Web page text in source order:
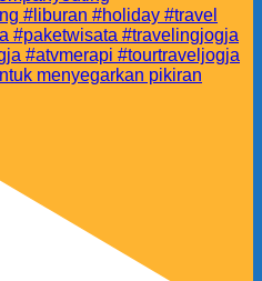
menyegarkan pikiran